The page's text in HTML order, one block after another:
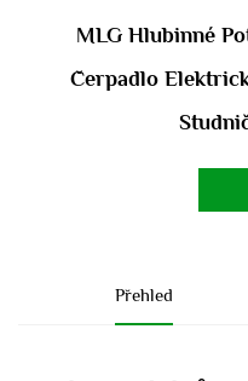
MLG Hlubinné
Čerpadlo
Přehled